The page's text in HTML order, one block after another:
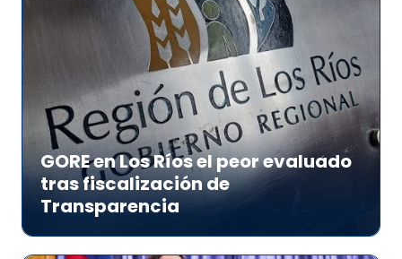
GORE en Los Ríos el peor evaluado
tras fiscalización de
Transparencia